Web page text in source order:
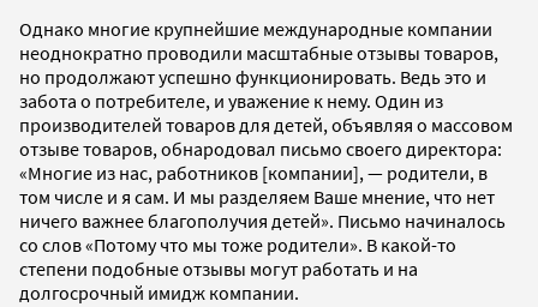
Однако многие крупнейшие международные компании
неоднократно проводили масштабные отзывы товаров,
но продолжают успешно функционировать. Ведь это и
забота о потребителе, и уважение к нему. Один из
производителей товаров для детей, объявляя о массовом
отзыве товаров, обнародовал письмо своего директора:
«Многие из нас, работников [компании], — родители, в
том числе и я сам. И мы разделяем Ваше мнение, что нет
ничего важнее благополучия детей». Письмо начиналось
со слов «Потому что мы тоже родители». В какой-то
степени подобные отзывы могут работать и на
долгосрочный имидж компании.